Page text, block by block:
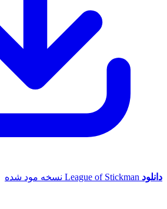
League of Stickman نسخه مود شده